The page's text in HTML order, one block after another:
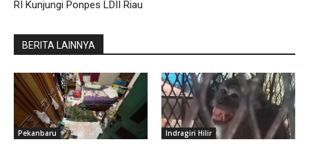
RI Kunjungi Ponpes LDII Riau
BERITA LAINNYA
Pekanbaru Indragiri Hilir